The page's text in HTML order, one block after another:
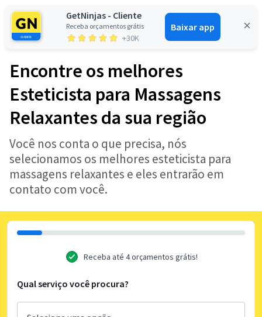
GetNinjas - Cliente
Receba orçamentos grátis
+30K
Baixar app
Entrar
Encontre os melhores
Esteticista para Massagens
Relaxantes da sua região
Você nos conta o que precisa, nós
selecionamos os melhores esteticista para
massagens relaxantes e eles entrarão em
contato com você.
Receba até 4 orçamentos grátis!
Qual serviço você procura?